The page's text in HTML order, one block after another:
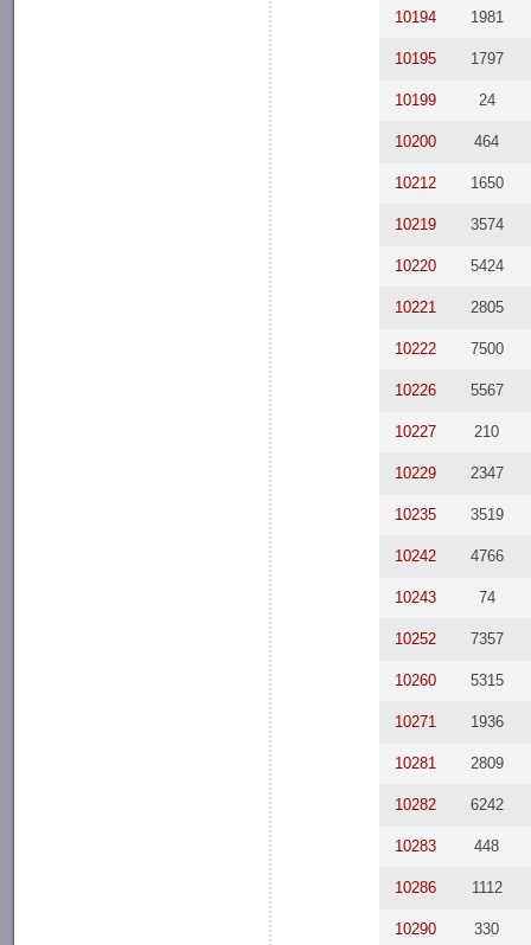
10194 1981
10195 1797
10199 24
10200 464
10212 1650
10219 3574
10220 5424
10221 2805
10222 7500
10226 5567
10227 210
10229 2347
10235 3519
10242 4766
10243 74
10252 7357
10260 5315
10271 1936
10281 2809
10282 6242
10283 448
10286 1112
10290 330